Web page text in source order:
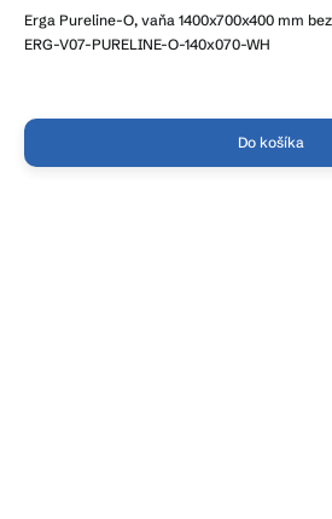
Erga Pureline-O, vaňa 1400x700x400 mm
ERG-V07-PURELINE-O-140x070-WH
Do košíka